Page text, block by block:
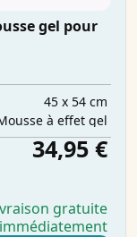
gel pour
45 x 54 cm
à effet gel
34,95 €
gratuite